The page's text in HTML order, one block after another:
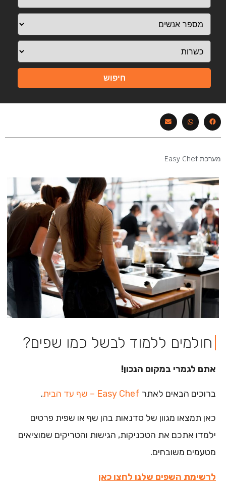
חיפוש
מערכת Easy Chef
חולמים ללמוד לבשל כמו שפים?​
אתם לגמרי במקום הנכון!
ברוכים הבאים לאתר Easy Chef – שף עד הבית .
כאן תמצאו מגוון של סדנאות בהן שף או שפית פרטים
ילמדו אתכם את הטכניקות, הגישות והטריקים שמוציאים
מטעמים משובחים.
לרשימת השפים שלנו לחצו כאן